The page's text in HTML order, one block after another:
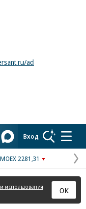
ad
Вход
2281,31
использования
ОК